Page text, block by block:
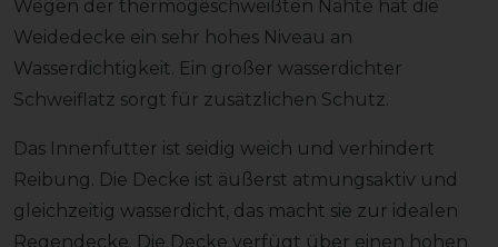
Wegen der thermogeschweißten Nähte hat die
Weidedecke ein sehr hohes Niveau an
Wasserdichtigkeit. Ein großer wasserdichter
Schweiflatz sorgt für zusätzlichen Schutz.
Das Innenfutter ist seidig weich und verhindert
Reibung. Die Decke ist äußerst atmungsaktiv und
gleichzeitig wasserdicht, das macht sie zur idealen
Regendecke. Die Decke verfügt über einen hohen